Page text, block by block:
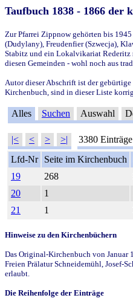
Taufbuch 1838 - 1866
Zur Pfarrei Zippnow gehörten bis
(Dudylany), Freudenfier (Szwecja),
Stabitz und ein Lokalvikariat Rederitz
diesen Gemeinden - wohl noch aus
Autor dieser Abschrift ist der
Kirchenbuch, sind in dieser Liste
Alles Suchen Auswahl
|< < > >| 3380
Lfd-Nr
Seite im Kirchenbuch
19
268
20
1
21
1
Hinweise zu den Kirchenbüchern
Das Original-Kirchenbuch von Januar
Freien Prälatur Schneidemühl, Josef-
erlaubt.
Die Reihenfolge der Einträge